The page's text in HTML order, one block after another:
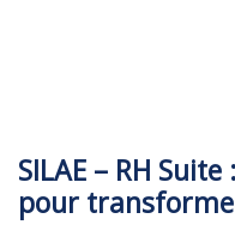
SILAE – RH
pour